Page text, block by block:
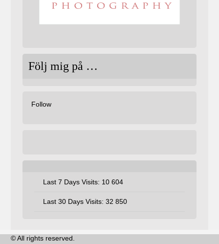
Följ mig på …
Follow
Last 7 Days Visits: 10 604
Last 30 Days Visits: 32 850
© All rights reserved.